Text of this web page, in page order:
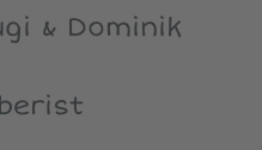
& Dominik